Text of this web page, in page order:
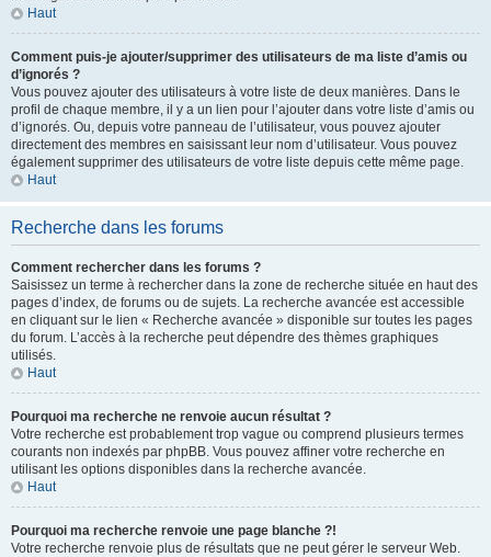
Haut
Comment puis-je ajouter/supprimer des utilisateurs de ma liste d’amis ou
d’ignorés ?
Vous pouvez ajouter des utilisateurs à votre liste de deux manières. Dans le
profil de chaque membre, il y a un lien pour l’ajouter dans votre liste d’amis ou
d’ignorés. Ou, depuis votre panneau de l’utilisateur, vous pouvez ajouter
directement des membres en saisissant leur nom d’utilisateur. Vous pouvez
également supprimer des utilisateurs de votre liste depuis cette même page.
Haut
Recherche dans les forums
Comment rechercher dans les forums ?
Saisissez un terme à rechercher dans la zone de recherche située en haut des
pages d’index, de forums ou de sujets. La recherche avancée est accessible
en cliquant sur le lien « Recherche avancée » disponible sur toutes les pages
du forum. L’accès à la recherche peut dépendre des thèmes graphiques
utilisés.
Haut
Pourquoi ma recherche ne renvoie aucun résultat ?
Votre recherche est probablement trop vague ou comprend plusieurs termes
courants non indexés par phpBB. Vous pouvez affiner votre recherche en
utilisant les options disponibles dans la recherche avancée.
Haut
Pourquoi ma recherche renvoie une page blanche ?!
Votre recherche renvoie plus de résultats que ne peut gérer le serveur Web.